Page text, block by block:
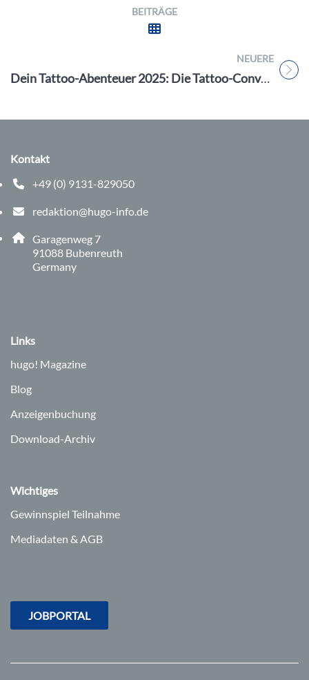
BEITRÄGE
NEUERE
Titel für Beitrag
Dein Tattoo-Abenteuer 2025: Die Tattoo-Convention Fürth am 18. und 19. Januar!
Kontakt
+49 (0) 9131-829050
Telefonnummer: 0 9 1 3 1 8 2 9 0 5 0
redaktion@hugo-info.de
E-Mail Adresse: redaktion@hugo-info.de
Adresse:
Garagenweg 7
91088 , 9 1 0 8 8
Bubenreuth
Germany
Links
hugo! Magazine
Blog
Anzeigenbuchung
Download-Archiv
Wichtiges
Gewinnspiel Teilnahme
Mediadaten & AGB
JOBPORTAL